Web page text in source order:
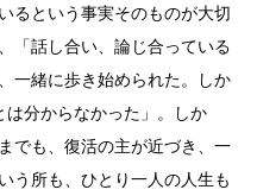
るという事実そのものが大切
「話し合い、論じ合っている
一緒に歩き始められた。しか
は分からなかった」。しか
でも、復活の主が近づき、一
う所も、ひとり一人の人生も